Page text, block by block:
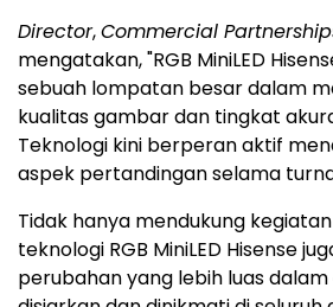
Director,Commercial
mengatakan, "RGB MiniLED
sebuah lompatan besar dalam
kualitas gambar dan tingkat
Teknologi kini berperan aktif
aspek pertandingan selama
Tidak hanya mendukung
teknologi RGB MiniLED Hisense
perubahan yang lebih luas